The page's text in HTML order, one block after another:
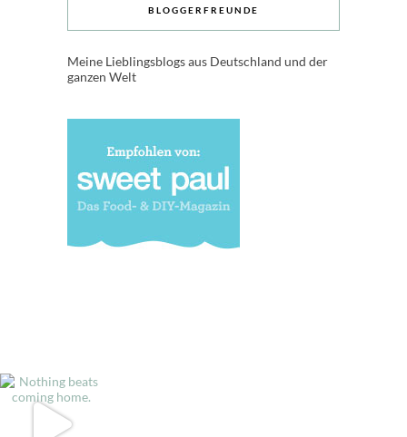
BLOGGERFREUNDE
Meine Lieblingsblogs aus Deutschland und der
ganzen Welt